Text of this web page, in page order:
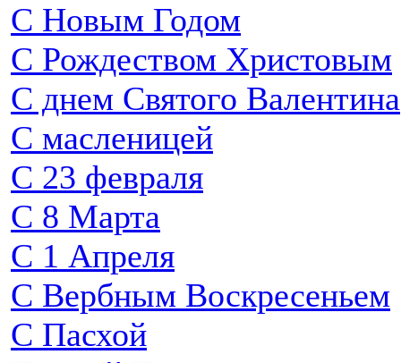
С Новым Годом
С Рождеством Христовым
С днем Святого Валентина
С масленицей
С 23 февраля
С 8 Марта
С 1 Апреля
С Вербным Воскресеньем
С Пасхой